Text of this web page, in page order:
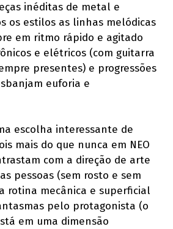
inéditas de metal e
os estilos as linhas melódicas
em ritmo rápido e agitado
e elétricos (com guitarra
presentes) e progressões
euforia e
escolha interessante de
mais do que nunca em NEO
com a direção de arte
pessoas (sem rosto e sem
rotina mecânica e superficial
pelo protagonista (o
em uma dimensão